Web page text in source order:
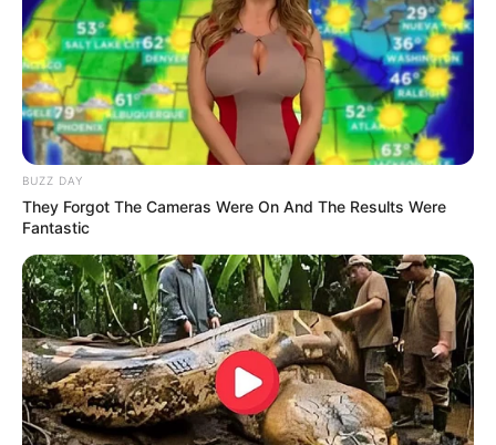
Serem! 9 Chat Ojek Online &
Pelanggan Ini Bikin Auto
Merinding
Bikin Ngakak, 10 Potret
Cosplay Murah Pakai Bahan
Seadanya
BUZZ DAY
They Forgot The Cameras Were On And The Results Were
Fantastic